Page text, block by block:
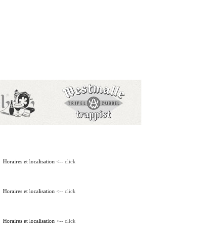
Horaires et localisation <-- click
Horaires et localisation <-- click
Horaires et localisation <-- click